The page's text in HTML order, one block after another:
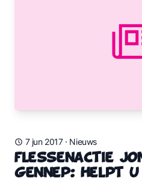
7 jun 2017· Nieuws
Flessenactie
Gennep: Helpt